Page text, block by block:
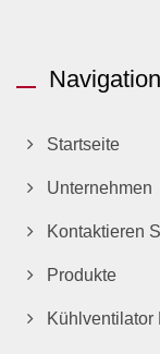
Navigation
Startseite
Unternehmen
Kontaktieren
Produkte
Kühlventilator